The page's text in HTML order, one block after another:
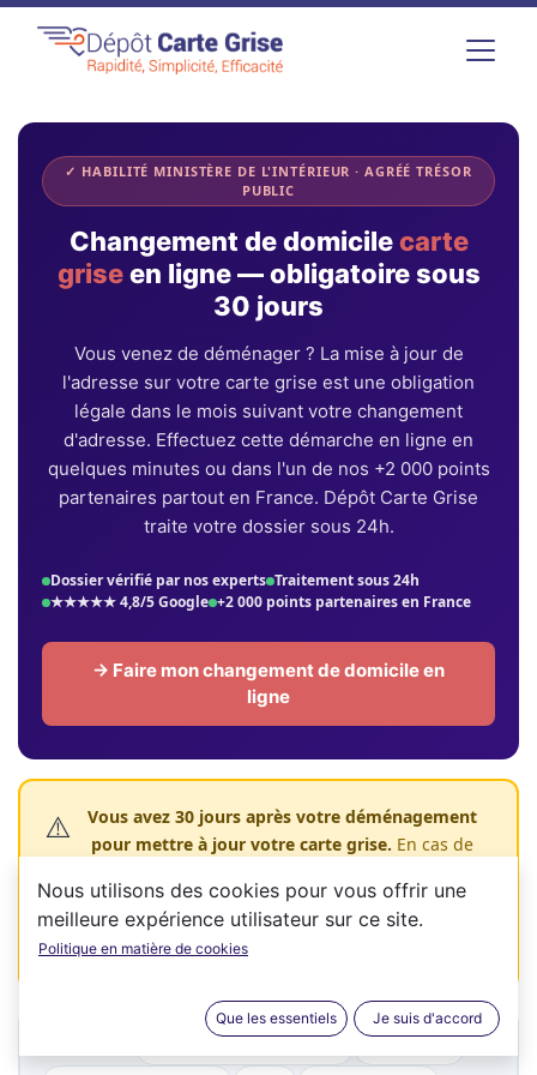
Changement de domicile
Quand le changement de domicile
Documents à fournir pour un
Impact sur votre carte grise et vos
coût changement de domicile?
Cas particuliers
Sanctions en cas d'absence de
Délais de traitement et réception
FAQ — Changement de domicile
Nos autres prestations carte grise
Format SIV AB-123-CD — 1er au
Format SIV AB-123-CD — 4ème
Ancien format 123-AB-01
✓ HABILITÉ MINISTÈRE DE L'INTÉRIEUR · AGRÉÉ TRÉSOR
PUBLIC
Changement de domicilecarte
griseen ligne — obligatoire sous
30 jours
Vous venez de déménager ? La mise à jour de
l'adresse sur votre carte grise est une obligation
légale dans le mois suivant votre changement
d'adresse. Effectuez cette démarche en ligne en
quelques minutes ou dans l'un de nos +2 000 points
partenaires partout en France. Dépôt Carte Grise
traite votre dossier sous 24h.
Dossier vérifié par nos experts Traitement sous 24h
★★★★★ 4,8/5 Google +2 000 points partenaires en France
→ Faire mon changement de domicile en
ligne
⚠️
Vous avez 30 jours après votre déménagement
pour mettre à jour votre carte grise. En cas de
amende de 135 € à 750 €. Cette obligation
s'applique à tous vos véhicules : voitures, motos,
utilitaires, remorques…
Nous utilisons des cookies pour vous offrir une
meilleure expérience utilisateur sur ce site.
Politique en matière de cookies
Que les essentiels Je suis d'accord